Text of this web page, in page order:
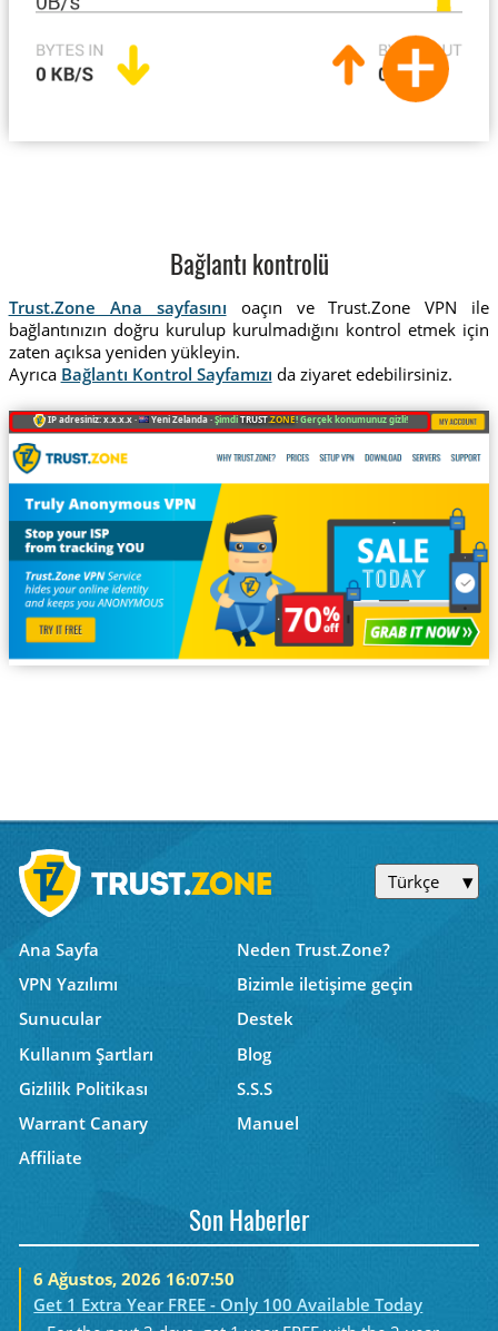
Bağlantı kontrolü
Trust.Zone Ana sayfasını oaçın ve Trust.Zone VPN ile
bağlantınızın doğru kurulup kurulmadığını kontrol etmek için
zaten açıksa yeniden yükleyin.
Ayrıca Bağlantı Kontrol Sayfamızı da ziyaret edebilirsiniz.
IP adresiniz: x.x.x.x · Yeni Zelanda ·ŞimdiTRUST.ZONE! Gerçek konumunuz gizli!
Türkçe
Ana Sayfa
Neden Trust.Zone?
VPN Yazılımı
Bizimle iletişime geçin
Sunucular
Destek
Kullanım Şartları
Blog
Gizlilik Politikası
S.S.S
Warrant Canary
Manuel
Affiliate
Son Haberler
6 Ağustos, 2026 16:07:50
Get 1 Extra Year FREE - Only 100 Available Today